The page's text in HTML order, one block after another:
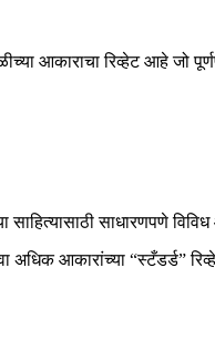
आकाराचा रिव्हेट आहे जो
साधारणपणे
अधिक आकारांच्या “स्टँडर्ड”